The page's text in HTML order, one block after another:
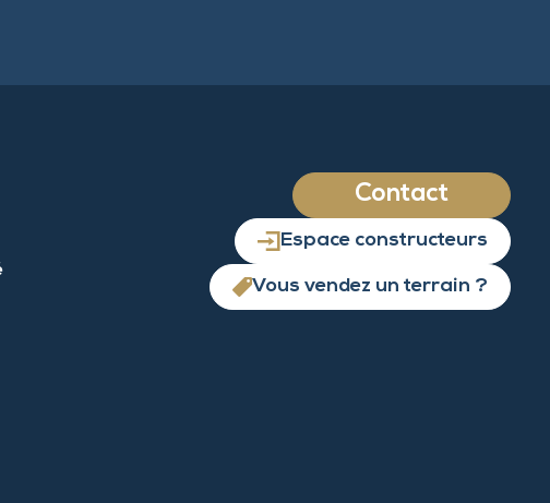
Contact
Espace constructeurs
Vous vendez un terrain ?